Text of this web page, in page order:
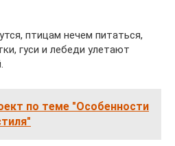
птицам нечем питаться,
гуси и лебеди улетают
по теме "Особенности